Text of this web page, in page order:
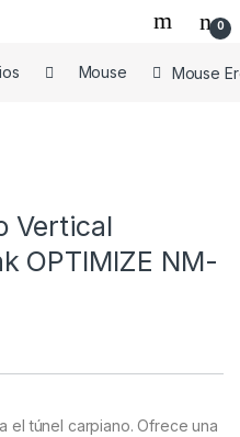
0
Mouse Mouse
Vertical
OPTIMIZE NM-
el túnel carpiano. Ofrece una